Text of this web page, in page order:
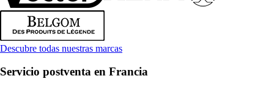
Descubre todas nuestras marcas
Servicio postventa en Francia